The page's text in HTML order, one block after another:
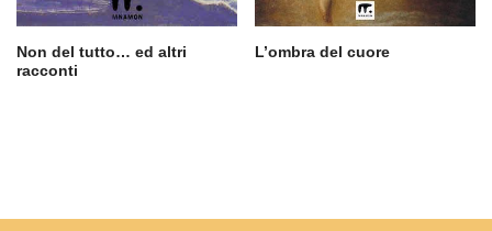
Non del tutto… ed altri
racconti
L’ombra del cuore